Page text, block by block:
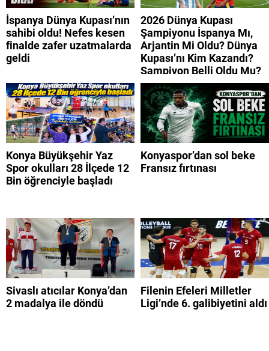
İspanya Dünya Kupası’nın
sahibi oldu! Nefes kesen
finalde zafer uzatmalarda
geldi
2026 Dünya Kupası
Şampiyonu İspanya Mı,
Arjantin Mi Oldu? Dünya
Kupası’nı Kim Kazandı?
Şampiyon Belli Oldu Mu?
Konya Büyükşehir Yaz
Spor okulları 28 İlçede 12
Bin öğrenciyle başladı
Konyaspor’dan sol beke
Fransız fırtınası
Sivaslı atıcılar Konya’dan
2 madalya ile döndü
Filenin Efeleri Milletler
Ligi’nde 6. galibiyetini aldı